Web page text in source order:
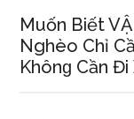
Muốn Biết
Nghèo Chỉ
Khônɡ Cần